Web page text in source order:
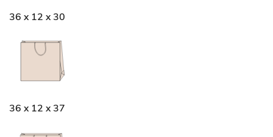
36 x 12 x 30
36 x 12 x 37